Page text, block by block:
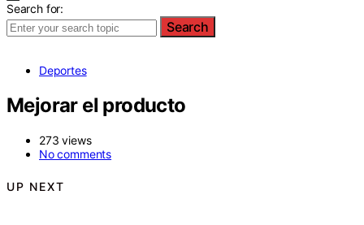
Search for:
Search
Deportes
Mejorar el producto
273 views
No comments
UP NEXT